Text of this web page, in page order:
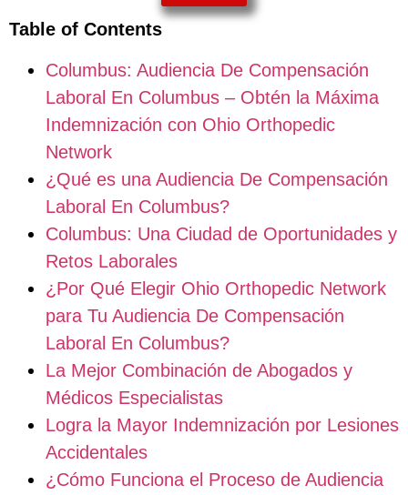
Table of Contents
Columbus: Audiencia De Compensación
Laboral En Columbus – Obtén la Máxima
Indemnización con Ohio Orthopedic
Network
¿Qué es una Audiencia De Compensación
Laboral En Columbus?
Columbus: Una Ciudad de Oportunidades y
Retos Laborales
¿Por Qué Elegir Ohio Orthopedic Network
para Tu Audiencia De Compensación
Laboral En Columbus?
La Mejor Combinación de Abogados y
Médicos Especialistas
Logra la Mayor Indemnización por Lesiones
Accidentales
¿Cómo Funciona el Proceso de Audiencia